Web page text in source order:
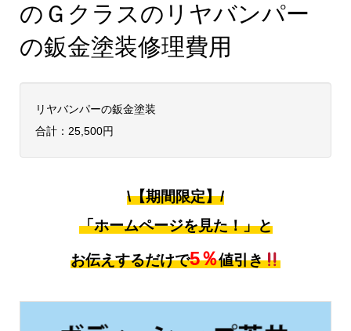
のＧクラスのリヤバンパー
の鈑金塗装修理費用
リヤバンパーの鈑金塗装
合計：25,500円
\【期間限定】/
「ホームページを見た！」と
お伝えするだけで5％値引き